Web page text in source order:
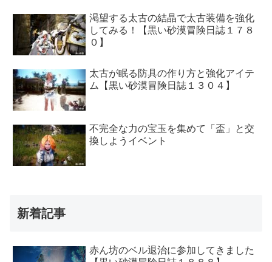
渇望する太古の結晶で太古装備を強化
してみる！【黒い砂漠冒険日誌１７８
０】
太古が眠る防具の作り方と強化アイテ
ム【黒い砂漠冒険日誌１３０４】
不完全な力の宝玉を集めて「盃」と交
換しようイベント
新着記事
赤ん坊のベル退治に参加してきました